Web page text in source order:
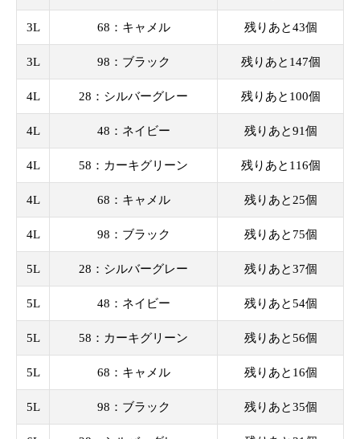
3L 68：キャメル 残りあと43個
3L 98：ブラック 残りあと147個
4L 28：シルバーグレー 残りあと100個
4L 48：ネイビー 残りあと91個
4L 58：カーキグリーン 残りあと116個
4L 68：キャメル 残りあと25個
4L 98：ブラック 残りあと75個
5L 28：シルバーグレー 残りあと37個
5L 48：ネイビー 残りあと54個
5L 58：カーキグリーン 残りあと56個
5L 68：キャメル 残りあと16個
5L 98：ブラック 残りあと35個